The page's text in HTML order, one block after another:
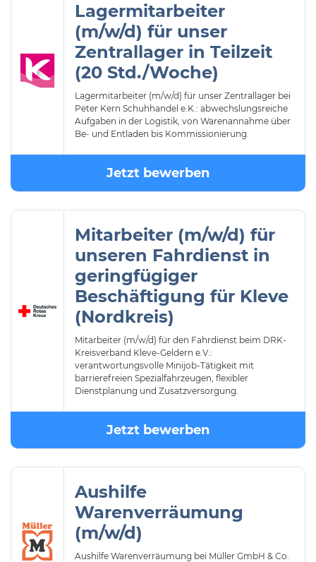
Lagermitarbeiter
(m/w/d) für unser
Zentrallager in Teilzeit
(20 Std./Woche)
Lagermitarbeiter (m/w/d) für unser Zentrallager bei
Peter Kern Schuhhandel e.K.: abwechslungsreiche
Aufgaben in der Logistik, von Warenannahme über
Be- und Entladen bis Kommissionierung.
Jetzt bewerben
Mitarbeiter (m/w/d) für
unseren Fahrdienst in
geringfügiger
Beschäftigung für Kleve
(Nordkreis)
Mitarbeiter (m/w/d) für den Fahrdienst beim DRK-
Kreisverband Kleve-Geldern e.V.:
verantwortungsvolle Minijob-Tätigkeit mit
barrierefreien Spezialfahrzeugen, flexibler
Dienstplanung und Zusatzversorgung.
Jetzt bewerben
Aushilfe
Warenverräumung
(m/w/d)
Aushilfe Warenverräumung bei Müller GmbH & Co.